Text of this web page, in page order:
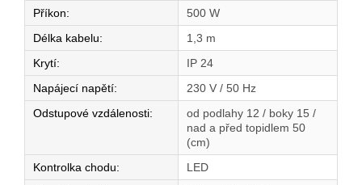
Příkon:
500 W
Délka kabelu:
1,3 m
Krytí:
IP 24
Napájecí napětí:
230 V / 50 Hz
Odstupové vzdálenosti:
od podlahy 12 / boky 15 /
nad a před topidlem 50
(cm)
Kontrolka chodu:
LED